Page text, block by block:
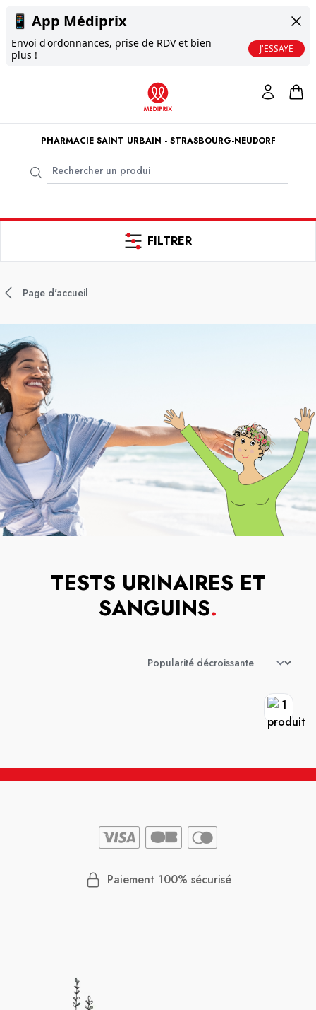
📱 App Médiprix
Envoi d'ordonnances, prise de RDV et bien
plus !
J'ESSAYE
PHARMACIE SAINT URBAIN - STRASBOURG-NEUDORF
FILTRER
Page d'accueil
TESTS URINAIRES ET
SANGUINS.
Paiement 100% sécurisé